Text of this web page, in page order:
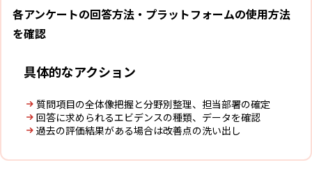
各アンケートの回答方法・プラットフォームの使用方法
を確認
具体的なアクション
質問項目の全体像把握と分野別整理、担当部署の確定
回答に求められるエビデンスの種類、データを確認
過去の評価結果がある場合は改善点の洗い出し